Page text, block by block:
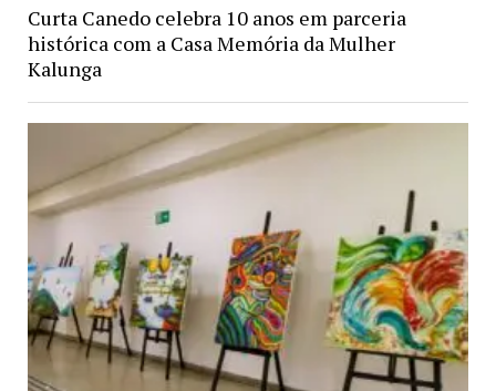
Curta Canedo celebra 10 anos em parceria
histórica com a Casa Memória da Mulher
Kalunga